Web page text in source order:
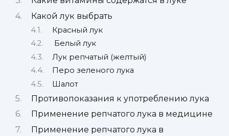
Какой лук выбрать
Красный лук
Белый лук
Лук репчатый (желтый)
Перо зеленого лука
Шалот
Противопоказания к употреблению лука
Применение репчатого лука в медицине
Применение репчатого лука в